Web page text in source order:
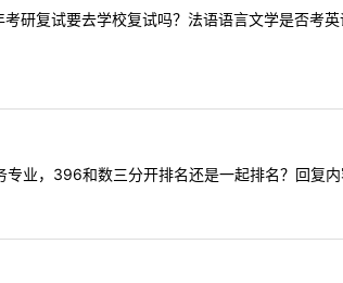
复试要去学校复试吗？法语语言文学是否考
业，396和数三分开排名还是一起排名？回复内